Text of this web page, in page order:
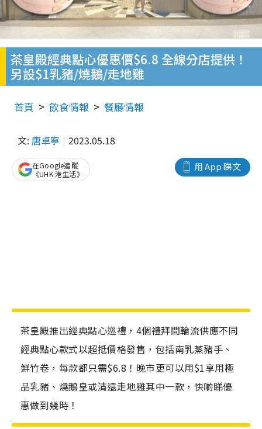
茶皇殿經典點心優惠價$6.8 全線分店提供！
另設$1乳豬/燒鵝/走地雞
首頁 飲食情報 餐廳情報
文: 唐卓寧 2023.05.18
用 App 睇文
在Google追蹤
《UHK 港生活》
茶皇殿推出經典點心巡禮，4個禮拜間輪流供應不同
經典點心款式以超抵價格發售，包括南乳蒸豬手、
鮮竹卷，每款都只需$6.8！晚市更可以用$1享用極
品乳豬、燒鵝皇或清遠走地雞其中一款，快啲睇優
惠做到幾時！